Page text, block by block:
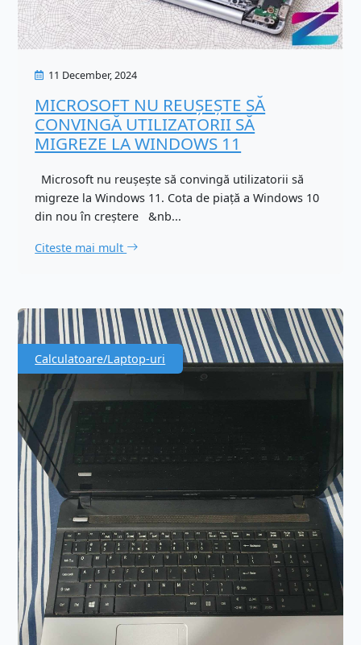
11 December, 2024
MICROSOFT NU REUȘEȘTE SĂ
CONVINGĂ UTILIZATORII SĂ
MIGREZE LA WINDOWS 11
Microsoft nu reușește să convingă utilizatorii să
migreze la Windows 11. Cota de piață a Windows 10
din nou în creștere &nb...
Citeste mai mult
Calculatoare/Laptop-uri